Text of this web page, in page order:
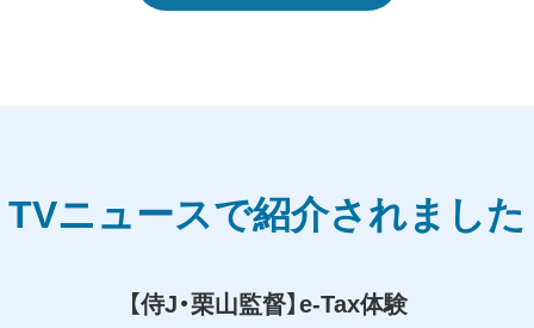
TVニュースで紹介されました
【侍J・栗山監督】e-Tax体験